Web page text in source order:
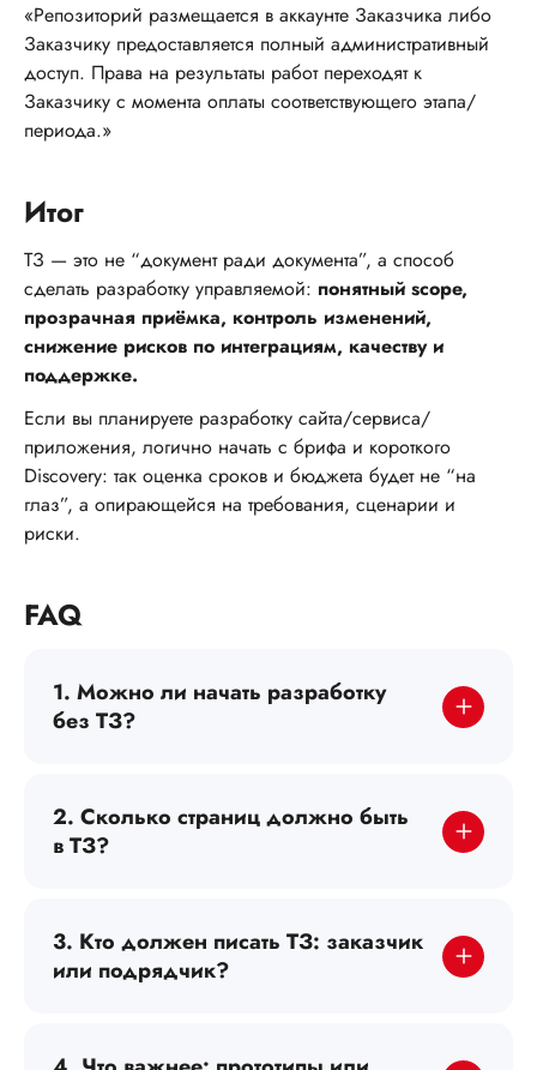
«Репозиторий размещается в аккаунте Заказчика либо
Заказчику предоставляется полный административный
доступ. Права на результаты работ переходят к
Заказчику с момента оплаты соответствующего этапа/
периода.»
Итог
ТЗ — это не “документ ради документа”, а способ
сделать разработку управляемой: понятный scope,
прозрачная приёмка, контроль изменений,
снижение рисков по интеграциям, качеству и
поддержке.
Если вы планируете разработку сайта/сервиса/
приложения, логично начать с брифа и короткого
Discovery: так оценка сроков и бюджета будет не “на
глаз”, а опирающейся на требования, сценарии и
риски.
FAQ
1. Можно ли начать разработку
без ТЗ?
2. Сколько страниц должно быть
в ТЗ?
3. Кто должен писать ТЗ: заказчик
или подрядчик?